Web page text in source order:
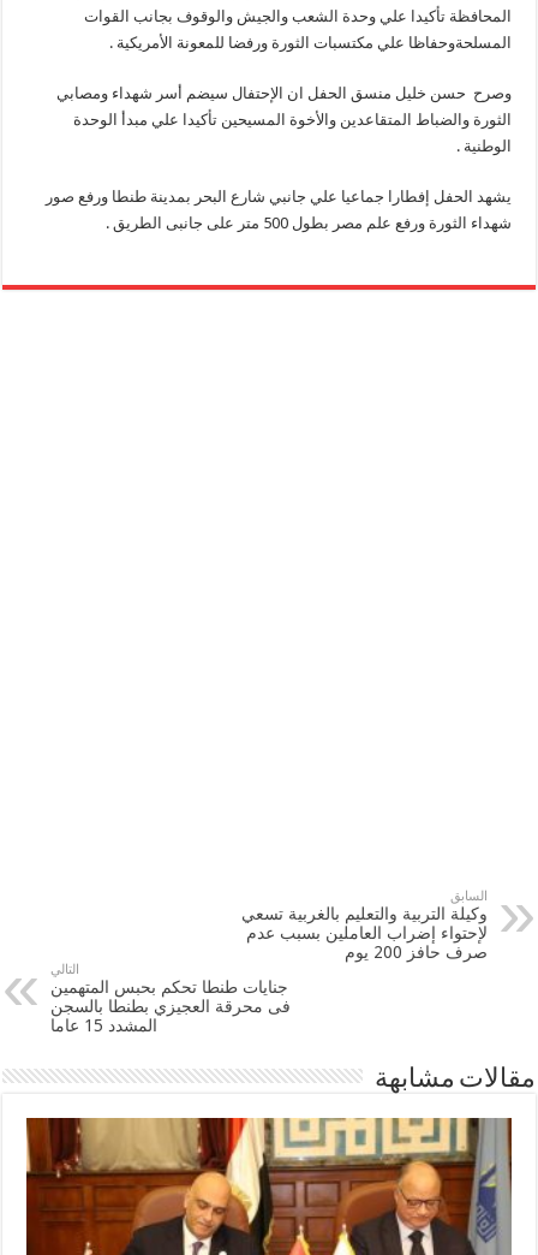
المحافظة تأكيدا علي وحدة الشعب والجيش والوقوف بجانب القوات
المسلحةوحفاظا علي مكتسبات الثورة ورفضا للمعونة الأمريكية .
وصرح حسن خليل منسق الحفل ان الإحتفال سيضم أسر شهداء ومصابي
الثورة والضباط المتقاعدين والأخوة المسيحين تأكيدا علي مبدأ الوحدة
الوطنية .
يشهد الحفل إفطارا جماعيا علي جانبي شارع البحر بمدينة طنطا ورفع صور
شهداء الثورة ورفع علم مصر بطول 500 متر على جانبى الطريق .
السابق
وكيلة التربية والتعليم بالغربية تسعي
لإحتواء إضراب العاملين بسبب عدم
صرف حافز 200 يوم
التالي
جنايات طنطا تحكم بحبس المتهمين
فى محرقة العجيزي بطنطا بالسجن
المشدد 15 عاما
مقالات مشابهة